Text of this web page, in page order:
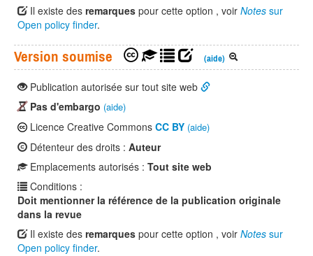
Il existe des remarques pour cette option , voir Notes sur
Open policy finder.
Version soumise (aide)
Publication autorisée sur tout site web
Pas d'embargo (aide)
Licence Creative Commons CC BY (aide)
Détenteur des droits : Auteur
Emplacements autorisés : Tout site web
Conditions :
Doit mentionner la référence de la publication originale
dans la revue
Il existe des remarques pour cette option , voir Notes sur
Open policy finder.